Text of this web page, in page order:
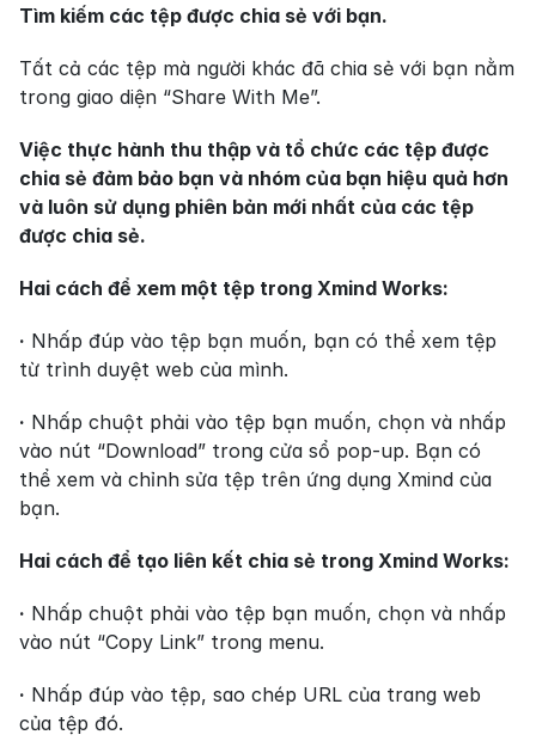
Tìm kiếm các tệp được chia sẻ với bạn.
Tất cả các tệp mà người khác đã chia sẻ với bạn nằm
trong giao diện “Share With Me”.
Việc thực hành thu thập và tổ chức các tệp được
chia sẻ đảm bảo bạn và nhóm của bạn hiệu quả hơn
và luôn sử dụng phiên bản mới nhất của các tệp
được chia sẻ.
Hai cách để xem một tệp trong Xmind Works:
· Nhấp đúp vào tệp bạn muốn, bạn có thể xem tệp
từ trình duyệt web của mình.
· Nhấp chuột phải vào tệp bạn muốn, chọn và nhấp
vào nút “Download” trong cửa sổ pop-up. Bạn có
thể xem và chỉnh sửa tệp trên ứng dụng Xmind của
bạn.
Hai cách để tạo liên kết chia sẻ trong Xmind Works:
· Nhấp chuột phải vào tệp bạn muốn, chọn và nhấp
vào nút “Copy Link” trong menu.
· Nhấp đúp vào tệp, sao chép URL của trang web
của tệp đó.